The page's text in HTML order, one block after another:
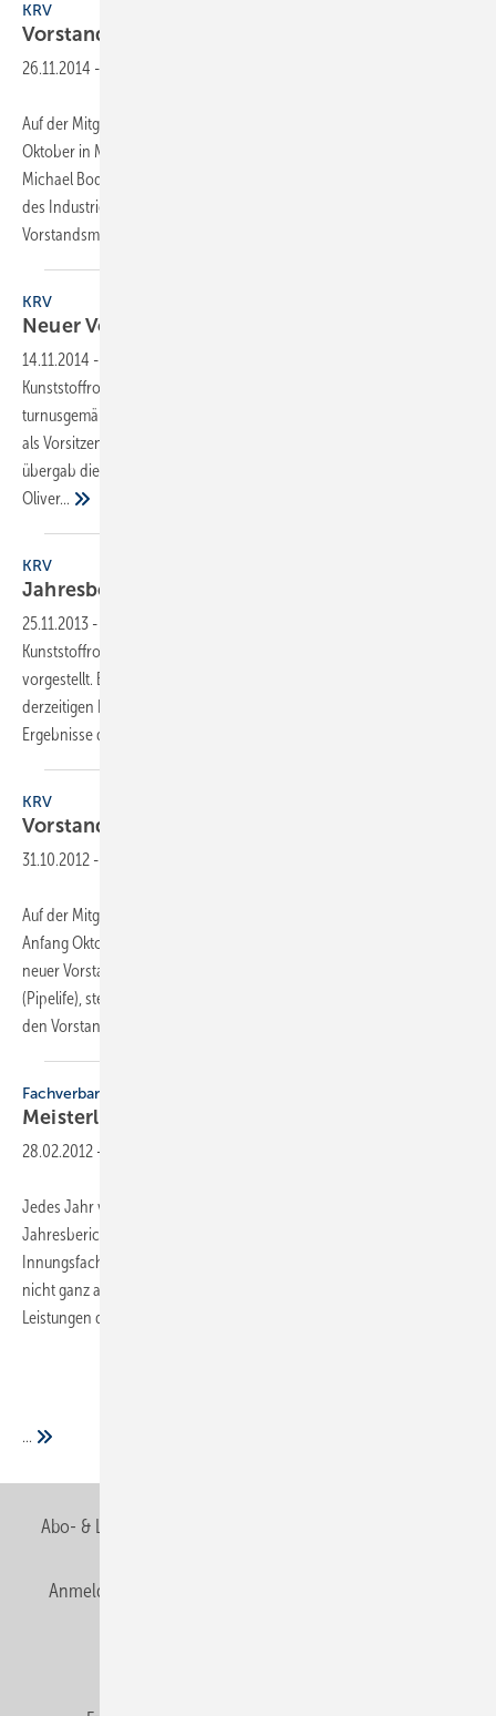
KRV
Vorstand und
26.11.2014 -
Auf der Mitgliederversammlung des Kunststoffrohrverbands am 21.
Oktober in München wurde turnusgemäß ein neuer Vorstand gewählt.
Michael Bodmann leitete als Vorsitzender vier Jahre die Geschicke
des Industrieverbandes und übergab die Führung an Klaus Wolf,
Vorstandsmitglied der Friatec
KRV
Neuer Vorstand &
14.11.2014 -
Kunststoffrohrverbands am 21. Oktober in München wurde
turnusgemäß ein neuer Vorstand gewählt. Michael Bodmann leitete
als Vorsitzender vier Jahre die Geschicke des Industrieverbandes und
übergab die Führung an Klaus Wolf, Vorstandsmitglied der Friatec AG.
Oliver...
KRV
Jahresbericht und
25.11.2013 -
Kunststoffrohrverbandes KRV wurde der Jahresbericht 2013
vorgestellt. Er informiert über die aktuelle Branchenkonjunktur, die
derzeitigen Herausforderungen der Branche sowie die wesentlichen
Ergebnisse der produkt- und
KRV
Vorstand
31.10.2012 -
Auf der Mitgliederversammlung des Kunststoffrohrverbandes KRV
Anfang Oktober wurde der aktuelle Jahresbericht vorgestellt und ein
neuer Vorstand gewählt. Vorsitzender wurde Michael Bodmann
(Pipelife), stellvertretender Vorsitzender ist Thomas Fehlings (Tece). In
den Vorstand gewählt
Fachverband
Meisterleistungen
28.02.2012 -
Jedes Jahr veröffentlicht der Fachverband auf dem Umschlag seines
Jahresberichts ausgewählte „Meisterleistungen“ von
Innungsfachbetrieben. Hier werden SHK-Arbeiten vorgestellt, die
nicht ganz alltäglich sind, oder exemplarisch für die hervorragenden
Leistungen des Handwerks stehen.
...
Abo- & Leserservice
Anmelden